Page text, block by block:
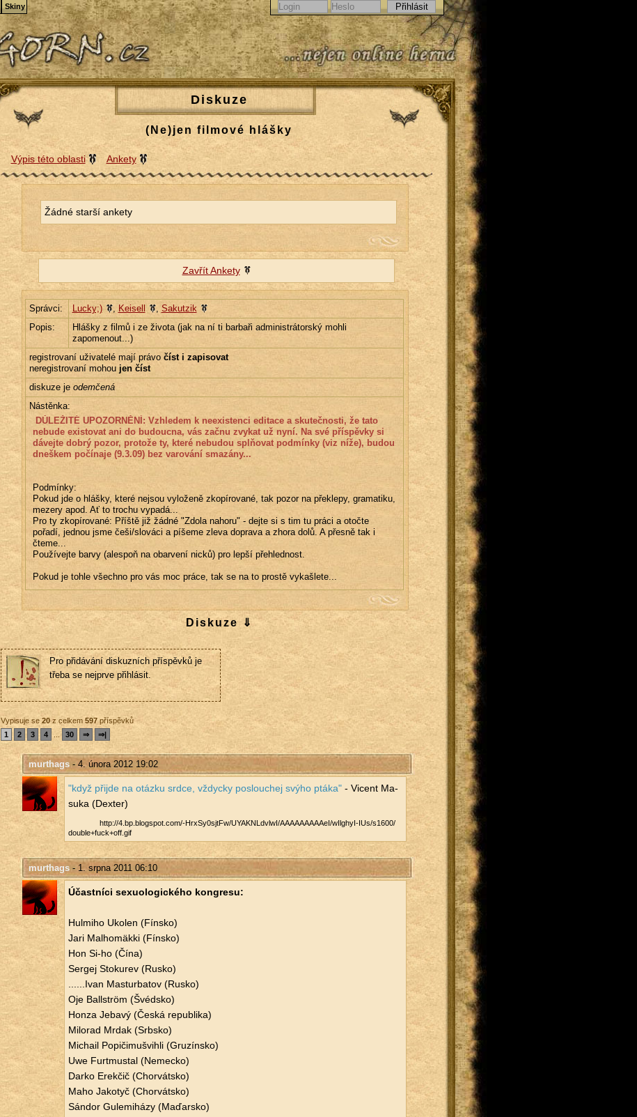
Diskuze
(Ne)jen filmové hlášky
Výpis této oblasti Ankety
Žádné starší ankety
Zavřít Ankety
Správci: Lucky;) , Keisell , Sakutzik
Popis:
Hlášky z filmů i ze života (jak na ní ti barbaři administrátorský mohli
zapomenout...)
registrovaní uživatelé mají právo číst i zapisovat
neregistrovaní mohou jen číst
diskuze je odemčená
Nástěnka:
nebude existovat ani do budoucna, vás začnu zvykat už nyní. Na své příspěvky si
dávejte dobrý pozor, protože ty, které nebudou splňovat podmínky (viz níže), budou
dneškem počínaje (9.3.09) bez varování smazány...
Podmínky:
Pokud jde o hlášky, které nejsou vyloženě zkopírované, tak pozor na překlepy, gramatiku,
mezery apod. Ať to trochu vypadá...
Pro ty zkopírované: Příště již žádné "Zdola nahoru" - dejte si s tim tu práci a otočte
pořadí, jednou jsme češi/slováci a píšeme zleva doprava a zhora dolů. A přesně tak i
čteme...
Používejte barvy (alespoň na obarvení nicků) pro lepší přehlednost.
Pokud je tohle všechno pro vás moc práce, tak se na to prostě vykašlete...
Diskuze ⇓
Pro přidávání diskuzních příspěvků je
třeba se nejprve přihlásit.
Vypisuje se 20z celkem 597příspěvků
1
2 3 4 ... 30 ⇒ ⇒|
murthags- 4. února 2012 19:02
"když při­jde na otáz­ku srdce, vždyc­ky po­slou­chej svýho ptáka"- Vi­cent Ma­
su­ka (Dex­ter)
http://​4.​bp.​blogspot.​com/​-HrxSy0sjtFw/​UYAKNLdvlwI/​AAAAAAAAAeI/​wIlghyI-IUs/​s1600/​
double+fuck+off.​gif
murthags- 1. srpna 2011 06:10
Účast­ní­ci se­xu­o­lo­gic­ké­ho kon­gre­su:
Hul­mi­ho Uko­len (Fín­sko)
Jari Malhomäkki (Fín­sko)
Hon Si-ho (Čína)
Ser­gej Sto­ku­rev (Rusko)
......​Ivan Mastur­ba­tov (Rusko)
Oje Ballström (Švéd­sko)
Honza Je­ba­vý (Česká re­pub­li­ka)
Mi­lo­rad Mrdak (Srb­sko)
Mi­chail Po­pi­čimušvih­li (Gru­zín­sko)
Uwe Furt­mustal (Ne­mec­ko)
Darko Erek­čič (Chorvát­sko)
Maho Ja­ko­tyč (Chorvát­sko)
Sán­dor Gu­le­mi­há­zy (Ma­ďar­sko)
Skiny